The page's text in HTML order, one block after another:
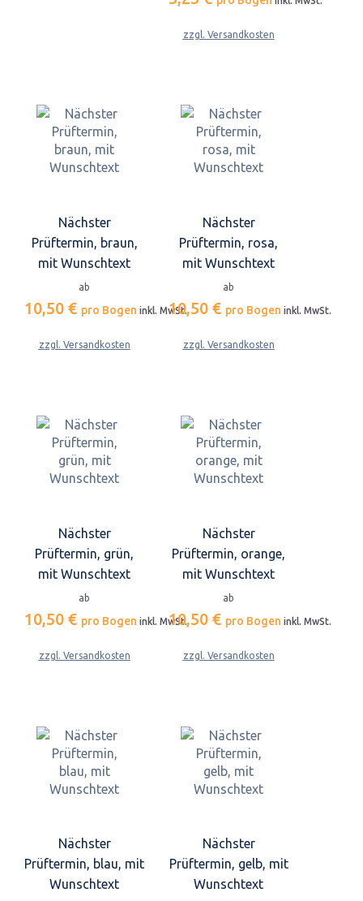
zzgl. Versandkosten
Nächster
Prüftermin, braun,
mit Wunschtext
ab
10,50 € pro Bogen inkl. MwSt.
zzgl. Versandkosten
Nächster
Prüftermin, rosa,
mit Wunschtext
ab
10,50 € pro Bogen inkl. MwSt.
zzgl. Versandkosten
Nächster
Prüftermin, grün,
mit Wunschtext
ab
10,50 € pro Bogen inkl. MwSt.
zzgl. Versandkosten
Nächster
Prüftermin, orange,
mit Wunschtext
ab
10,50 € pro Bogen inkl. MwSt.
zzgl. Versandkosten
Nächster
Prüftermin, blau, mit
Wunschtext
Nächster
Prüftermin, gelb, mit
Wunschtext